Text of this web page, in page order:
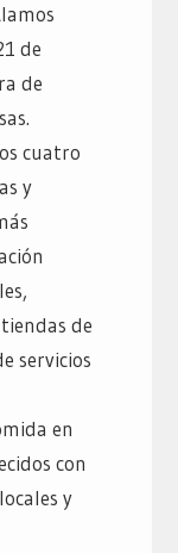
de
de
cuatro
y
de
servicios
en
con
y